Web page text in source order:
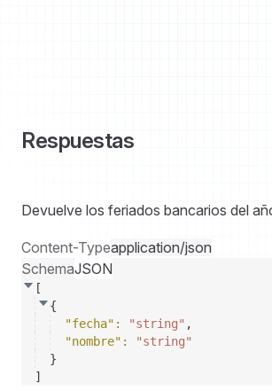
Respuestas
Devuelve los feriados bancarios del
Content-Typeapplication/json
SchemaJSON
[
{
"fecha" : "string" ,
"nombre" :
"string"
}
]